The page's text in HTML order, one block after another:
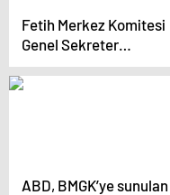
Fetih Merkez Komitesi
Genel Sekreter
Yardımcısı: Hamas’ı
uzlaşı hükümetine
ABD, BMGK’ye sunulan